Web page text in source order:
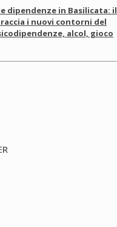
dipendenze in Basilicata: il
i nuovi contorni del
alcol, gioco